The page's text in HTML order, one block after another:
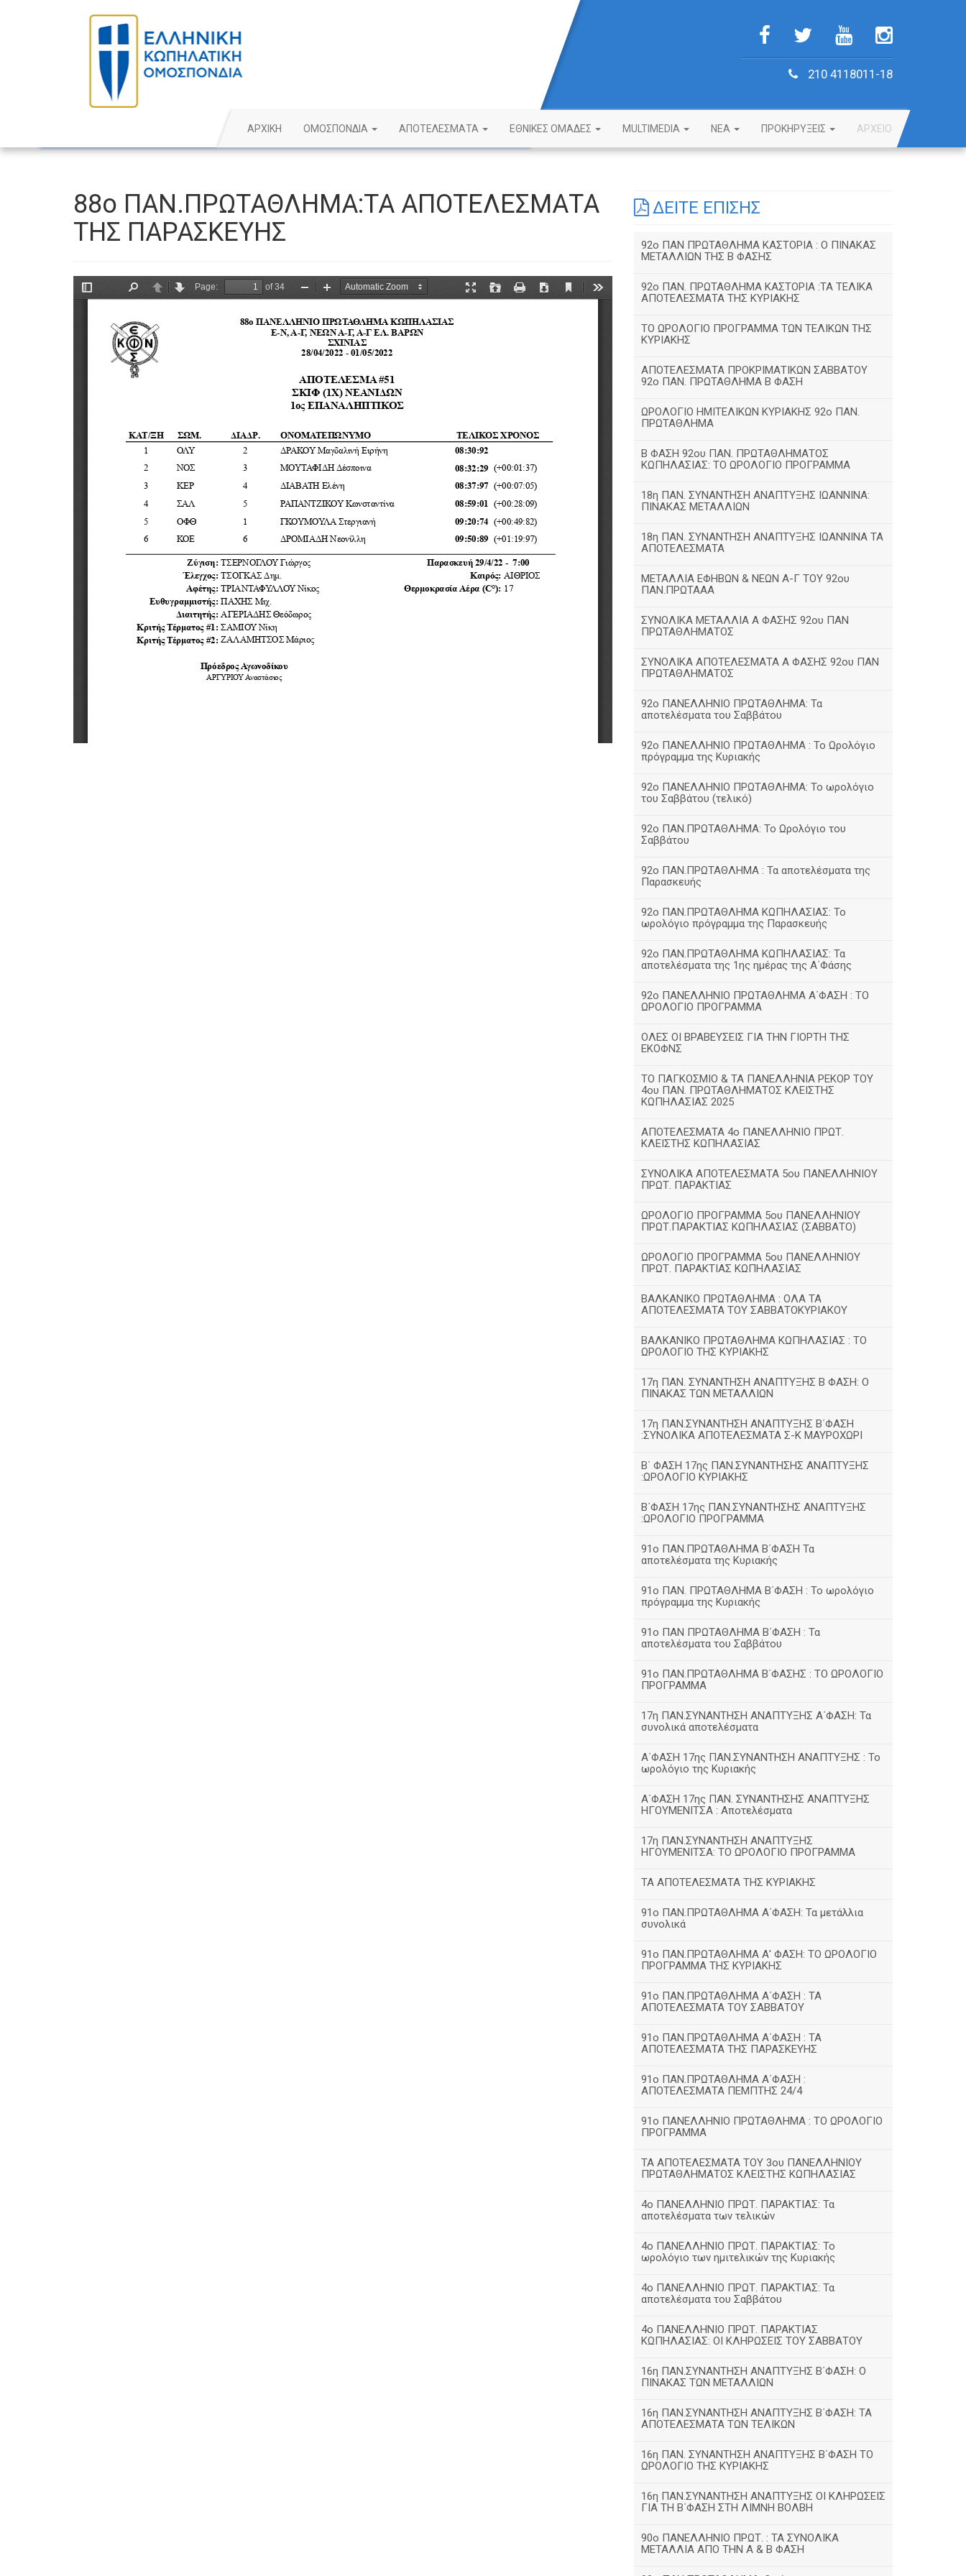
210 4118011-18
ΑΡΧΙΚΗ ΟΜΟΣΠΟΝΔΙΑ ΑΠΟΤΕΛΕΣΜΑΤΑ ΕΘΝΙΚΕΣ ΟΜΑΔΕΣ MULTIMEDIA NEA ΠΡΟΚΗΡΥΞΕΙΣ ΑΡΧΕΙΟ
88ο ΠΑΝ.ΠΡΩΤΑΘΛΗΜΑ:ΤΑ ΑΠΟΤΕΛΕΣΜΑΤΑ
ΤΗΣ ΠΑΡΑΣΚΕΥΗΣ
ΔΕΙΤΕ ΕΠΙΣΗΣ
92o ΠΑΝ ΠΡΩΤΑΘΛΗΜΑ ΚΑΣΤΟΡΙΑ : Ο ΠΙΝΑΚΑΣ
ΜΕΤΑΛΛΙΩΝ ΤΗΣ Β ΦΑΣΗΣ
92ο ΠΑΝ. ΠΡΩΤΑΘΛΗΜΑ ΚΑΣΤΟΡΙΑ :ΤΑ ΤΕΛΙΚΑ
ΑΠΟΤΕΛΕΣΜΑΤΑ ΤΗΣ ΚΥΡΙΑΚΗΣ
ΤΟ ΩΡΟΛΟΓΙΟ ΠΡΟΓΡΑΜΜΑ ΤΩΝ ΤΕΛΙΚΩΝ ΤΗΣ
ΚΥΡΙΑΚΗΣ
ΑΠΟΤΕΛΕΣΜΑΤΑ ΠΡΟΚΡΙΜΑΤΙΚΩΝ ΣΑΒΒΑΤΟΥ
92o ΠΑΝ. ΠΡΩΤΑΘΛΗΜΑ Β ΦΑΣΗ
ΩΡΟΛΟΓΙΟ ΗΜΙΤΕΛΙΚΩΝ ΚΥΡΙΑΚΗΣ 92ο ΠΑΝ.
ΠΡΩΤΑΘΛΗΜΑ
Β ΦΑΣΗ 92ου ΠΑΝ. ΠΡΩΤΑΘΛΗΜΑΤΟΣ
ΚΩΠΗΛΑΣΙΑΣ: ΤΟ ΩΡΟΛΟΓΙΟ ΠΡΟΓΡΑΜΜΑ
18η ΠΑΝ. ΣΥΝΑΝΤΗΣΗ ΑΝΑΠΤΥΞΗΣ ΙΩΑΝΝΙΝΑ:
ΠΙΝΑΚΑΣ ΜΕΤΑΛΛΙΩΝ
18η ΠΑΝ. ΣΥΝΑΝΤΗΣΗ ΑΝΑΠΤΥΞΗΣ ΙΩΑΝΝΙΝΑ ΤΑ
ΑΠΟΤΕΛΕΣΜΑΤΑ
ΜΕΤΑΛΛΙΑ ΕΦΗΒΩΝ & ΝΕΩΝ Α-Γ ΤΟΥ 92ου
ΠΑΝ.ΠΡΩΤΑΑΑ
ΣΥΝΟΛΙΚΑ ΜΕΤΑΛΛΙΑ Α ΦΑΣΗΣ 92ου ΠΑΝ
ΠΡΩΤΑΘΛΗΜΑΤΟΣ
ΣΥΝΟΛΙΚΑ ΑΠΟΤΕΛΕΣΜΑΤΑ Α ΦΑΣΗΣ 92ου ΠΑΝ
ΠΡΩΤΑΘΛΗΜΑΤΟΣ
92ο ΠΑΝΕΛΛΗΝΙΟ ΠΡΩΤΑΘΛΗΜΑ: Τα
αποτελέσματα του Σαββάτου
92ο ΠΑΝΕΛΛΗΝΙΟ ΠΡΩΤΑΘΛΗΜΑ : Το Ωρολόγιο
πρόγραμμα της Κυριακής
92ο ΠΑΝΕΛΛΗΝΙΟ ΠΡΩΤΑΘΛΗΜΑ: Το ωρολόγιο
του Σαββάτου (τελικό)
92ο ΠΑΝ.ΠΡΩΤΑΘΛΗΜΑ: Το Ωρολόγιο του
Σαββάτου
92ο ΠΑΝ.ΠΡΩΤΑΘΛΗΜΑ : Τα αποτελέσματα της
Παρασκευής
92o ΠΑΝ.ΠΡΩΤΑΘΛΗΜΑ ΚΩΠΗΛΑΣΙΑΣ: Το
ωρολόγιο πρόγραμμα της Παρασκευής
92ο ΠΑΝ.ΠΡΩΤΑΘΛΗΜΑ ΚΩΠΗΛΑΣΙΑΣ: Τα
αποτελέσματα της 1ης ημέρας της Α΄Φάσης
92ο ΠΑΝΕΛΛΗΝΙΟ ΠΡΩΤΑΘΛΗΜΑ Α΄ΦΑΣΗ : ΤΟ
ΩΡΟΛΟΓΙΟ ΠΡΟΓΡΑΜΜΑ
ΟΛΕΣ ΟΙ ΒΡΑΒΕΥΣΕΙΣ ΓΙΑ ΤΗΝ ΓΙΟΡΤΗ ΤΗΣ
ΕΚΟΦΝΣ
TΟ ΠΑΓΚΟΣΜΙΟ & ΤΑ ΠΑΝΕΛΛΗΝΙΑ ΡΕΚΟΡ ΤΟΥ
4ου ΠΑΝ. ΠΡΩΤΑΘΛΗΜΑΤΟΣ ΚΛΕΙΣΤΗΣ
ΚΩΠΗΛΑΣΙΑΣ 2025
ΑΠΟΤΕΛΕΣΜΑΤΑ 4ο ΠΑΝΕΛΛΗΝΙΟ ΠΡΩΤ.
ΚΛΕΙΣΤΗΣ ΚΩΠΗΛΑΣΙΑΣ
ΣΥΝΟΛΙΚΑ ΑΠΟΤΕΛΕΣΜΑΤΑ 5ου ΠΑΝΕΛΛΗΝΙΟΥ
ΠΡΩΤ. ΠΑΡΑΚΤΙΑΣ
ΩΡΟΛΟΓΙΟ ΠΡΟΓΡΑΜΜΑ 5ου ΠΑΝΕΛΛΗΝΙΟΥ
ΠΡΩΤ.ΠΑΡΑΚΤΙΑΣ ΚΩΠΗΛΑΣΙΑΣ (ΣΑΒΒΑΤΟ)
ΩΡΟΛΟΓΙΟ ΠΡΟΓΡΑΜΜΑ 5ου ΠΑΝΕΛΛΗΝΙΟΥ
ΠΡΩΤ. ΠΑΡΑΚΤΙΑΣ ΚΩΠΗΛΑΣΙΑΣ
ΒΑΛΚΑΝΙΚΟ ΠΡΩΤΑΘΛΗΜΑ : ΟΛΑ ΤΑ
ΑΠΟΤΕΛΕΣΜΑΤΑ ΤΟΥ ΣΑΒΒΑΤΟΚΥΡΙΑΚΟΥ
ΒΑΛΚΑΝΙΚΟ ΠΡΩΤΑΘΛΗΜΑ ΚΩΠΗΛΑΣΙΑΣ : ΤΟ
ΩΡΟΛΟΓΙΟ ΤΗΣ ΚΥΡΙΑΚΗΣ
17η ΠΑΝ. ΣΥΝΑΝΤΗΣΗ ΑΝΑΠΤΥΞΗΣ Β ΦΑΣΗ: Ο
ΠΙΝΑΚΑΣ ΤΩΝ ΜΕΤΑΛΛΙΩΝ
17η ΠΑΝ.ΣΥΝΑΝΤΗΣΗ ΑΝΑΠΤΥΞΗΣ Β΄ΦΑΣΗ
:ΣΥΝΟΛΙΚΑ ΑΠΟΤΕΛΕΣΜΑΤΑ Σ-Κ ΜΑΥΡΟΧΩΡΙ
B΄ ΦΑΣΗ 17ης ΠΑΝ.ΣΥΝΑΝΤΗΣΗΣ ΑΝΑΠΤΥΞΗΣ
:ΩΡΟΛΟΓΙΟ ΚΥΡΙΑΚΗΣ
Β΄ΦΑΣΗ 17ης ΠΑΝ.ΣΥΝΑΝΤΗΣΗΣ ΑΝΑΠΤΥΞΗΣ
:ΩΡΟΛΟΓΙΟ ΠΡΟΓΡΑΜΜΑ
91ο ΠΑΝ.ΠΡΩΤΑΘΛΗΜΑ Β΄ΦΑΣΗ Τα
αποτελέσματα της Κυριακής
91ο ΠΑΝ. ΠΡΩΤΑΘΛΗΜΑ Β΄ΦΑΣΗ : Το ωρολόγιο
πρόγραμμα της Κυριακής
91ο ΠΑΝ ΠΡΩΤΑΘΛΗΜΑ Β΄ΦΑΣΗ : Τα
αποτελέσματα του Σαββάτου
91ο ΠΑΝ.ΠΡΩΤΑΘΛΗΜΑ Β΄ΦΑΣΗΣ : ΤΟ ΩΡΟΛΟΓΙΟ
ΠΡΟΓΡΑΜΜΑ
17η ΠΑΝ.ΣΥΝΑΝΤΗΣΗ ΑΝΑΠΤΥΞΗΣ Α΄ΦΑΣΗ: Τα
συνολικά αποτελέσματα
Α΄ΦΑΣΗ 17ης ΠΑΝ.ΣΥΝΑΝΤΗΣΗ ΑΝΑΠΤΥΞΗΣ : Το
ωρολόγιο της Κυριακής
Α΄ΦΑΣΗ 17ης ΠΑΝ. ΣΥΝΑΝΤΗΣΗΣ ΑΝΑΠΤΥΞΗΣ
ΗΓΟΥΜΕΝΙΤΣΑ : Αποτελέσματα
17η ΠΑΝ.ΣΥΝΑΝΤΗΣΗ ΑΝΑΠΤΥΞΗΣ
ΗΓΟΥΜΕΝΙΤΣΑ: ΤΟ ΩΡΟΛΟΓΙΟ ΠΡΟΓΡΑΜΜΑ
ΤΑ ΑΠΟΤΕΛΕΣΜΑΤΑ ΤΗΣ ΚΥΡΙΑΚΗΣ
91ο ΠΑΝ.ΠΡΩΤΑΘΛΗΜΑ Α΄ΦΑΣΗ: Τα μετάλλια
συνολικά
91ο ΠΑΝ.ΠΡΩΤΑΘΛΗΜΑ Α' ΦΑΣΗ: ΤΟ ΩΡΟΛΟΓΙΟ
ΠΡΟΓΡΑΜΜΑ ΤΗΣ ΚΥΡΙΑΚΗΣ
91ο ΠΑΝ.ΠΡΩΤΑΘΛΗΜΑ Α΄ΦΑΣΗ : ΤΑ
ΑΠΟΤΕΛΕΣΜΑΤΑ ΤΟΥ ΣΑΒΒΑΤΟΥ
91ο ΠΑΝ.ΠΡΩΤΑΘΛΗΜΑ Α΄ΦΑΣΗ : ΤΑ
ΑΠΟΤΕΛΕΣΜΑΤΑ ΤΗΣ ΠΑΡΑΣΚΕΥΗΣ
91ο ΠΑΝ.ΠΡΩΤΑΘΛΗΜΑ Α΄ΦΑΣΗ :
ΑΠΟΤΕΛΕΣΜΑΤΑ ΠΕΜΠΤΗΣ 24/4
91ο ΠΑΝΕΛΛΗΝΙΟ ΠΡΩΤΑΘΛΗΜΑ : ΤΟ ΩΡΟΛΟΓΙΟ
ΠΡΟΓΡΑΜΜΑ
ΤΑ ΑΠΟΤΕΛΕΣΜΑΤΑ ΤΟΥ 3ου ΠΑΝΕΛΛΗΝΙΟΥ
ΠΡΩΤΑΘΛΗΜΑΤΟΣ ΚΛΕΙΣΤΗΣ ΚΩΠΗΛΑΣΙΑΣ
4ο ΠΑΝΕΛΛΗΝΙΟ ΠΡΩΤ. ΠΑΡΑΚΤΙΑΣ: Τα
αποτελέσματα των τελικών
4ο ΠΑΝΕΛΛΗΝΙΟ ΠΡΩΤ. ΠΑΡΑΚΤΙΑΣ: Το
ωρολόγιο των ημιτελικών της Κυριακής
4ο ΠΑΝΕΛΛΗΝΙΟ ΠΡΩΤ. ΠΑΡΑΚΤΙΑΣ: Τα
αποτελέσματα του Σαββάτου
4ο ΠΑΝΕΛΛΗΝΙΟ ΠΡΩΤ. ΠΑΡΑΚΤΙΑΣ
ΚΩΠΗΛΑΣΙΑΣ: ΟΙ ΚΛΗΡΩΣΕΙΣ ΤΟΥ ΣΑΒΒΑΤΟΥ
16η ΠΑΝ.ΣΥΝΑΝΤΗΣΗ ΑΝΑΠΤΥΞΗΣ Β΄ΦΑΣΗ: Ο
ΠΙΝΑΚΑΣ ΤΩΝ ΜΕΤΑΛΛΙΩΝ
16η ΠΑΝ.ΣΥΝΑΝΤΗΣΗ ΑΝΑΠΤΥΞΗΣ Β΄ΦΑΣΗ: ΤΑ
ΑΠΟΤΕΛΕΣΜΑΤΑ ΤΩΝ ΤΕΛΙΚΩΝ
16η ΠΑΝ. ΣΥΝΑΝΤΗΣΗ ΑΝΑΠΤΥΞΗΣ Β΄ΦΑΣΗ ΤΟ
ΩΡΟΛΟΓΙΟ ΤΗΣ ΚΥΡΙΑΚΗΣ
16η ΠΑΝ.ΣΥΝΑΝΤΗΣΗ ΑΝΑΠΤΥΞΗΣ ΟΙ ΚΛΗΡΩΣΕΙΣ
ΓΙΑ ΤΗ Β΄ΦΑΣΗ ΣΤΗ ΛΙΜΝΗ ΒΟΛΒΗ
90ο ΠΑΝΕΛΛΗΝΙΟ ΠΡΩΤ. : ΤΑ ΣΥΝΟΛΙΚΑ
ΜΕΤΑΛΛΙΑ ΑΠΟ ΤΗΝ Α & Β ΦΑΣΗ